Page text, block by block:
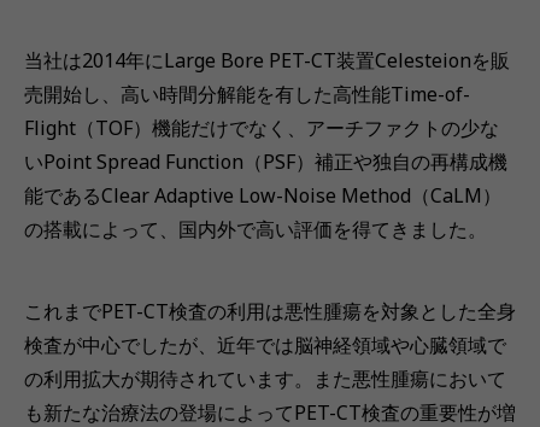
当社は2014年にLarge Bore PET-CT装置Celesteionを販
売開始し、高い時間分解能を有した高性能Time-of-
Flight（TOF）機能だけでなく、アーチファクトの少な
いPoint Spread Function（PSF）補正や独自の再構成機
能であるClear Adaptive Low-Noise Method（CaLM）
の搭載によって、国内外で高い評価を得てきました。
これまでPET-CT検査の利用は悪性腫瘍を対象とした全身
検査が中心でしたが、近年では脳神経領域や心臓領域で
の利用拡大が期待されています。また悪性腫瘍において
も新たな治療法の登場によってPET-CT検査の重要性が増